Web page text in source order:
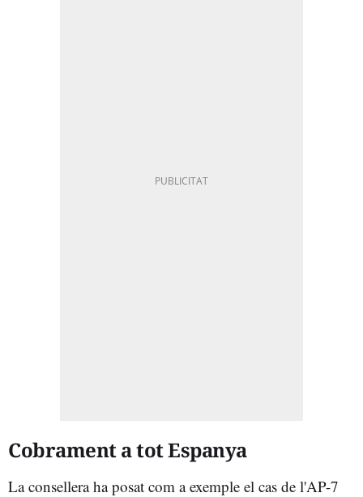
Cobrament a tot Espanya
La consellera ha posat com a exemple el cas de l'AP-7